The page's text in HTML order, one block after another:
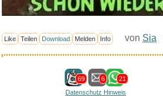
Like Teilen Download Melden Info von Sia
69 6
21
Datenschutz Hinweis